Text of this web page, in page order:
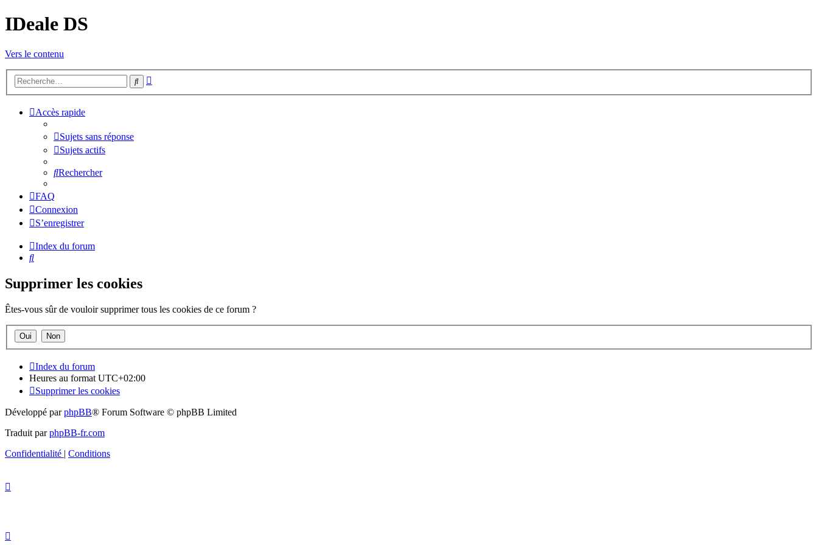
IDeale DS
Vers le contenu
Rechercher
Accès rapide
Sujets sans réponse
Sujets actifs
Rechercher
FAQ
Connexion
S’enregistrer
Index du forum
Rechercher
Supprimer les cookies
Êtes-vous sûr de vouloir supprimer tous les cookies de ce forum ?
Index du forum
Heures au format UTC+02:00
Supprimer les cookies
Développé parphpBB® Forum Software © phpBB Limited
Traduit parphpBB-fr.com
Confidentialité | Conditions